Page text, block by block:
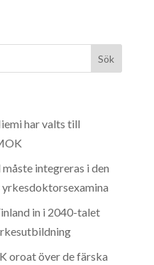
har valts till
integreras i den
in i 2040-talet
oroat över de färska